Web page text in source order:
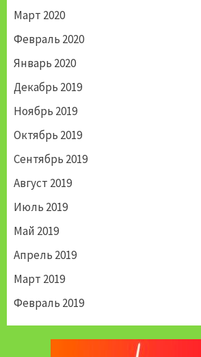
Март 2020
Февраль 2020
Январь 2020
Декабрь 2019
Ноябрь 2019
Октябрь 2019
Сентябрь 2019
Август 2019
Июль 2019
Май 2019
Апрель 2019
Март 2019
Февраль 2019